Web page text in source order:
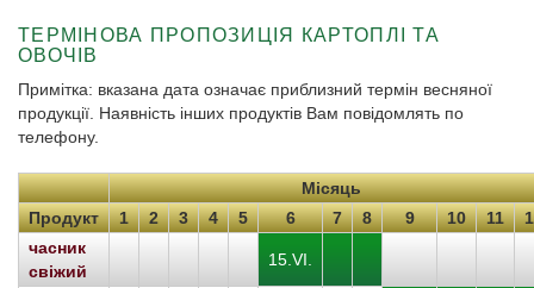
ТЕРМІНОВА ПРОПОЗИЦІЯ КАРТОПЛІ ТА
ОВОЧІВ
Примітка: вказана дата означає приблизний термін весняної
продукції. Наявність інших продуктів Вам повідомлять по
телефону.
Місяць
Продукт
1 2 3 4 5 6 7 8 9 10 11
часник
свіжий
15.VI.